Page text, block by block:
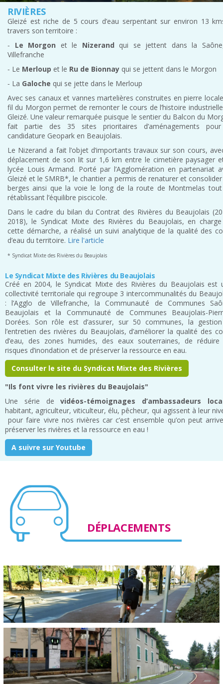
RIVIÈRES
Gleizé est riche de 5 cours d’eau serpentant sur environ 13
travers son territoire :
‐ Le Morgon et le Nizerand qui se jettent dans la
Villefranche
‐ Le Merloup et le Ru de Bionnay qui se jettent dans le Morgon
‐ La Galoche qui se jette dans le Merloup
Avec ses canaux et vannes martelières construites en pierre
fil du Morgon permet de remonter le cours de l’histoire
Gleizé. Une valeur remarquée puisque le sentier du Balcon du
fait partie des 35 sites prioritaires d’aménagements
candidature Geopark en Beaujolais.
Le Nizerand a fait l’objet d’importants travaux sur son cours,
déplacement de son lit sur 1,6 km entre le cimetière paysager
lycée Louis Armand. Porté par l’Agglomération en partenariat
Gleizé et le SMRB*, le chantier a permis de renaturer et
berges ainsi que la voie le long de la route de Montmelas
rétablissant l’équilibre piscicole.
Dans le cadre du bilan du Contrat des Rivières du Beaujolais
2018), le Syndicat Mixte des Rivières du Beaujolais, en
cette démarche, a réalisé un suivi analytique de la qualité des
d’eau du territoire. Lire l'article
* Syndicat Mixte des Rivières du Beaujolais
Le Syndicat Mixte des Rivières du Beaujolais
Créé en 2004, le Syndicat Mixte des Rivières du Beaujolais est
collectivité territoriale qui regroupe 3 intercommunalités du
: l’Agglo de Villefranche, la Communauté de Communes
Beaujolais et la Communauté de Communes Beaujolais-
Dorées. Son rôle est d’assurer, sur 50 communes, la
l’entretien des rivières du Beaujolais, d’améliorer la qualité des
d’eau, des zones humides, des eaux souterraines, de réduire
risques d’inondation et de préserver la ressource en eau.
Consulter le site du Syndicat Mixte des Rivières
"Ils font vivre les rivières du Beaujolais"
Une série devidéos-témoignages d’ambassadeurs
habitant, agriculteur, viticulteur, élu, pêcheur, qui agissent à leur
pour faire vivre nos rivières car c’est ensemble qu’on peut
préserver les rivières et la ressource en eau !
A suivre sur Youtube
DÉPLACEMENTS